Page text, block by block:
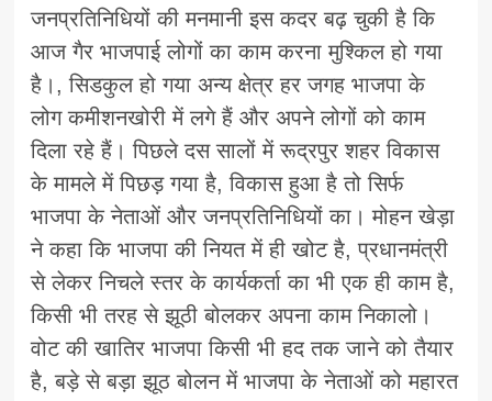
जनप्रतिनिधियों की मनमानी इस कदर बढ़ चुकी है कि
आज गैर भाजपाई लोगों का काम करना मुश्किल हो गया
है।, सिडकुल हो गया अन्य क्षेत्र हर जगह भाजपा के
लोग कमीशनखोरी में लगे हैं और अपने लोगों को काम
दिला रहे हैं। पिछले दस सालों में रूद्रपुर शहर विकास
के मामले में पिछड़ गया है, विकास हुआ है तो सिर्फ
भाजपा के नेताओं और जनप्रतिनिधियों का। मोहन खेड़ा
ने कहा कि भाजपा की नियत में ही खोट है, प्रधानमंत्री
से लेकर निचले स्तर के कार्यकर्ता का भी एक ही काम है,
किसी भी तरह से झूठी बोलकर अपना काम निकालो।
वोट की खातिर भाजपा किसी भी हद तक जाने को तैयार
है, बड़े से बड़ा झूठ बोलन में भाजपा के नेताओं को महारत